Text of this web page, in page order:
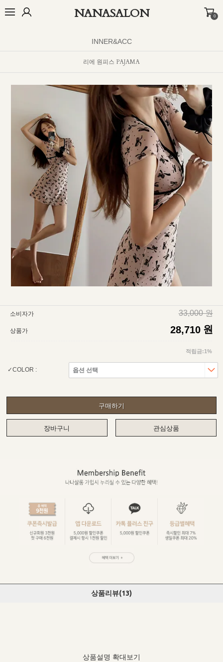
NANASALON 0
INNER&ACC
리에 원피스 PAJAMA
소비자가 33,000 원
상품가 28,710 원
적립금:1%
COLOR :
구매하기
장바구니 관심상품
상품리뷰(13)
상품설명 확대보기